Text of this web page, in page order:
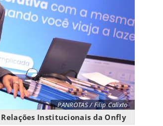
PANROTAS / Filip Calixto
Institucionais da Onfly